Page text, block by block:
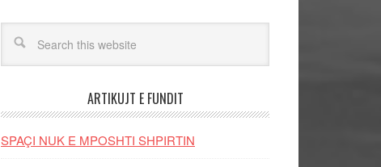
ARTIKUJT E FUNDIT
SPAÇI NUK E MPOSHTI SHPIRTIN